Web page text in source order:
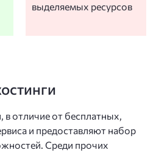
выделяемых ресурсов
отличие от бесплатных,
и предоставляют набор
Среди прочих